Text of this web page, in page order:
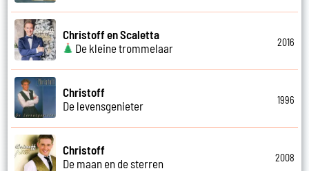
Christoff en Scaletta
De kleine trommelaar
2016
Christoff
De levensgenieter
1996
Christoff
De maan en de sterren
2008